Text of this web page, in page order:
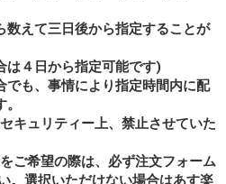
数えて三日後から指定することが
は４日から指定可能です)
でも、事情により指定時間内に配
キュリティー上、禁止させていた
ご希望の際は、必ず注文フォーム
。選択いただけない場合はあす楽